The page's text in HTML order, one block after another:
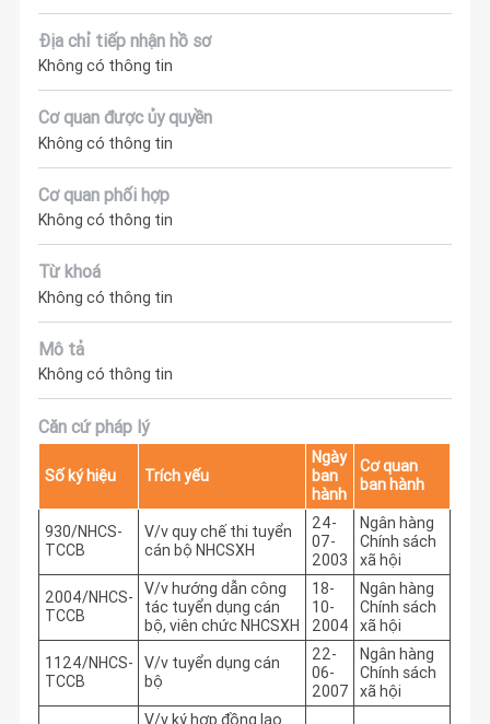
Địa chỉ tiếp nhận hồ sơ
Không có thông tin
Cơ quan được ủy quyền
Không có thông tin
Cơ quan phối hợp
Không có thông tin
Từ khoá
Không có thông tin
Mô tả
Không có thông tin
Căn cứ pháp lý
Số ký hiệu Trích yếu
Ngày
ban
hành
Cơ quan
ban hành
930/NHCS-
TCCB
V/v quy chế thi tuyển
cán bộ NHCSXH
24-
07-
2003
Ngân hàng
Chính sách
xã hội
2004/NHCS-
TCCB
V/v hướng dẫn công
tác tuyển dụng cán
bộ, viên chức NHCSXH
18-
10-
2004
Ngân hàng
Chính sách
xã hội
1124/NHCS-
TCCB
V/v tuyển dụng cán
bộ
22-
06-
2007
Ngân hàng
Chính sách
xã hội
V/v ký hợp đồng lao